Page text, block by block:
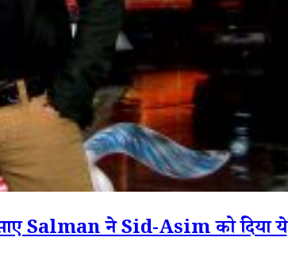
Salman ने Sid-Asim को दिया ये